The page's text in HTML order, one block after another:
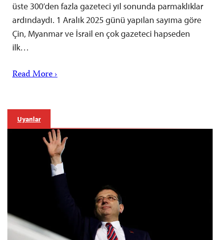
üste 300’den fazla gazeteci yıl sonunda parmaklıklar
ardındaydı. 1 Aralık 2025 günü yapılan sayıma göre
Çin, Myanmar ve İsrail en çok gazeteci hapseden
ilk…
Read More ›
Uyarılar